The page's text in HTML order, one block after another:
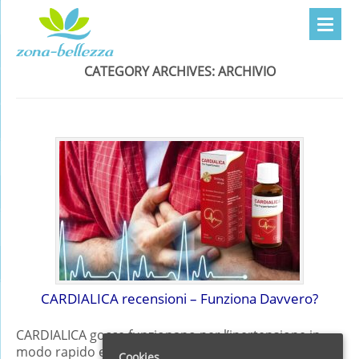
CATEGORY ARCHIVES:ARCHIVIO
CARDIALICA recensioni – Funziona Davvero?
CARDIALICA gocce funzionano per l’ipertensione in
modo rapido ed efficiente, secondo le recensioni in